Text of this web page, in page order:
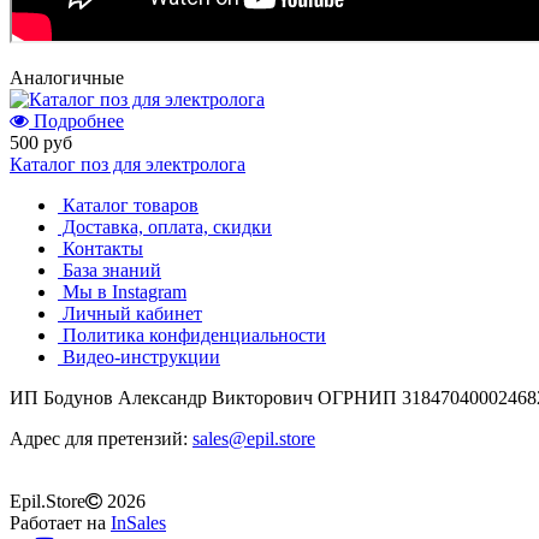
Аналогичные
Подробнее
500 руб
Каталог поз для электролога
Каталог товаров
Доставка, оплата, скидки
Контакты
База знаний
Мы в Instagram
Личный кабинет
Политика конфиденциальности
Видео-инструкции
ИП Бодунов Александр Викторович ОГРНИП
Адрес для претензий: sales@epil.store
Epil.Store
2026
Работает на InSales